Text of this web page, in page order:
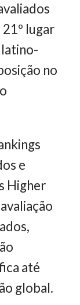
lugar
no
e
Higher
até
global.